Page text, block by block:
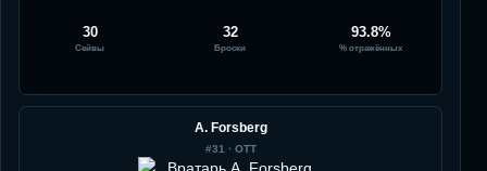
30
Сейвы
32
Броски
93.8%
% отражённых
A. Forsberg
#31· OTT